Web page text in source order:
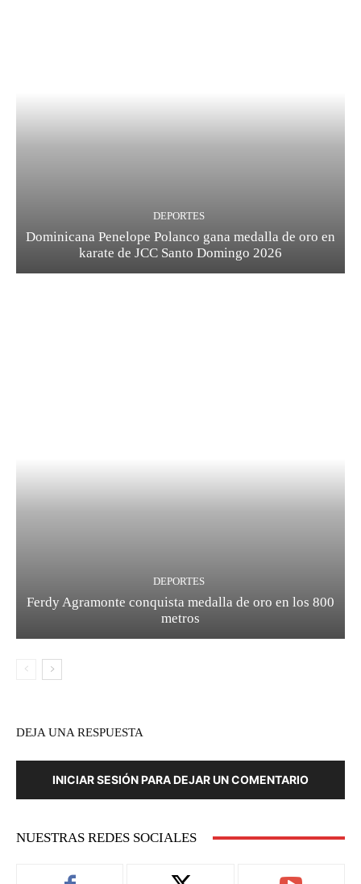
DEPORTES
Dominicana Penelope Polanco gana medalla de oro en
karate de JCC Santo Domingo 2026
DEPORTES
Ferdy Agramonte conquista medalla de oro en los 800
metros
DEJA UNA RESPUESTA
INICIAR SESIÓN PARA DEJAR UN COMENTARIO
NUESTRAS REDES SOCIALES